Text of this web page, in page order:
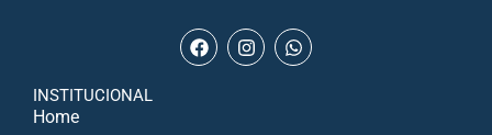
INSTITUCIONAL
Home